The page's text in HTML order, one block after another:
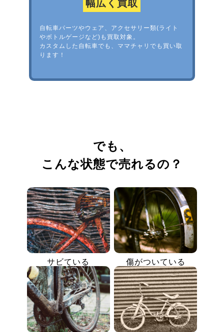
幅広く買取
自転車パーツやウェア、アクセサリー類(ライト
やボトルゲージなど)も買取対象。
カスタムした自転車でも、ママチャリでも買い取
ります！
でも、
こんな状態で売れるの？
サビている 傷がついている